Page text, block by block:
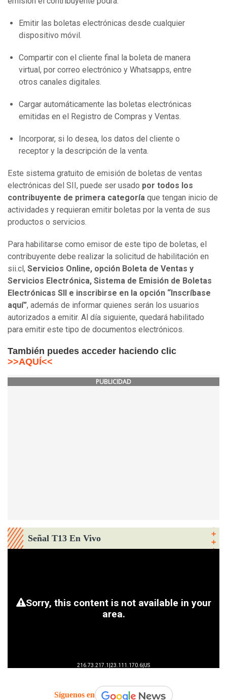
Emitir las boletas electrónicas desde cualquier
dispositivo móvil.
Compartir con el cliente final la boleta de manera
virtual, por correo electrónico y Whatsapps, entre
otros canales digitales.
Cargar automáticamente las boletas electrónicas
emitidas en el Registro de Compras y Ventas.
Incorporar, si lo desea, los datos del cliente o
receptor y la descripción de la venta.
Este sistema gratuito de emisión de boletas de ventas
electrónicas del SII, puede ser usado por todos los
contribuyente de primera categoría que tengan inicio de
actividades y requieran emitir boletas por la venta de sus
productos o servicios.
Para habilitarse como emisor de este tipo de boletas, el
contribuyente debe realizar la solicitud de habilitación en
sii.cl, Servicios Online, opción Boleta de Ventas y
Servicios Electrónica, Sistema de Emisión de Boletas
Electrónicas SII e inscribirse en la opción “Inscríbase
aquí”, además de informar quienes serán los usuarios
autorizados a emitir. Al día siguiente, quedará habilitado
para emitir este tipo de documentos electrónicos.
También puedes acceder haciendo clic
>>AQUÍ<<
PUBLICIDAD
Señal T13 En Vivo
Síguenos en